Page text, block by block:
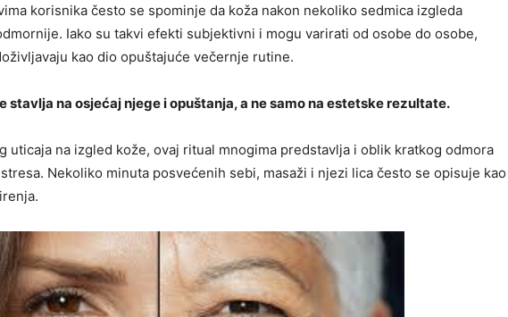
korisnika često se spominje da koža nakon nekoliko sedmica izgleda
Iako su takvi efekti subjektivni i mogu varirati od osobe do osobe,
kao dio opuštajuće večernje rutine.
stavlja na osjećaj njege i opuštanja, a ne samo na estetske rezultate.
uticaja na izgled kože, ovaj ritual mnogima predstavlja i oblik kratkog odmora
Nekoliko minuta posvećenih sebi, masaži i njezi lica često se opisuje kao